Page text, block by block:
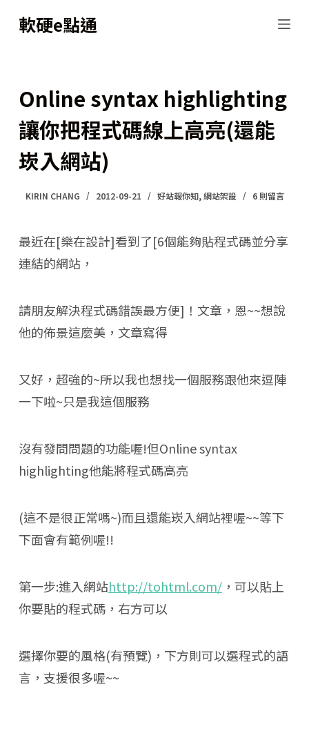
跳
內
容
軟硬e點通
Online syntax highlighting
讓你把程式碼線上高亮(還能
崁入網站)
KIRIN CHANG 2012-09-21 好站報你知,網站架設 6 則留言
最近在[樂在設計]看到了[6個能夠貼程式碼並分享
連結的網站，
請朋友解決程式碼錯誤最方便]！文章，恩~~想說
他的佈景這麼美，文章寫得
又好，超強的~所以我也想找一個服務跟他來逗陣
一下啦~只是我這個服務
沒有發問問題的功能喔!但Online syntax
highlighting他能將程式碼高亮
(這不是很正常嗎~)而且還能崁入網站裡喔~~等下
下面會有範例喔!!
第一步:進入網站http://tohtml.com/，可以貼上
你要貼的程式碼，右方可以
選擇你要的風格(有預覽)，下方則可以選程式的語
言，支援很多喔~~